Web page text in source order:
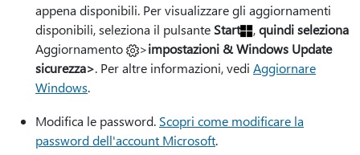
appena disponibili. Per visualizzare gli aggiornamenti
disponibili, seleziona il pulsante Start ,quindi seleziona
Aggiornamento
>impostazioni & Windows Update
sicurezza>. Per altre informazioni, vedi Aggiornare
Windows.
Modifica le password. Scopri come modificare la
password dell'account Microsoft.